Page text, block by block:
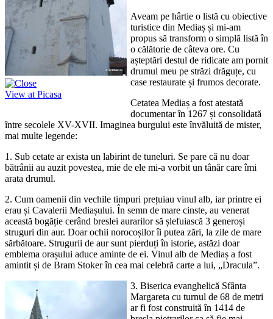
View at Picasa
Aveam pe hârtie o listă cu obiective
turistice din Mediaș și mi-am
propus să transform o simplă listă în
o călătorie de câteva ore. Cu
așteptări destul de ridicate am pornit
drumul meu pe străzi drăguțe, cu
case restaurate și frumos decorate.
Cetatea Mediaș a fost atestată
documentar în 1267 și consolidată
între secolele XV-XVII. Imaginea burgului este învăluită de mister,
mai multe legende:
1. Sub cetate ar exista un labirint de tuneluri. Se pare că nu doar
bătrânii au auzit povestea, mie de ele mi-a vorbit un tânăr care îmi
arata drumul.
2. Cum oamenii din vechile timpuri prețuiau vinul alb, iar printre ei
erau și Cavalerii Mediașului. În semn de mare cinste, au venerat
această bogăție cerând breslei aurarilor să șlefuiască 3 generoși
struguri din aur. Doar ochii norocoșilor îi putea zări, la zile de mare
sărbătoare. Strugurii de aur sunt pierduți în istorie, astăzi doar
emblema orașului aduce aminte de ei. Vinul alb de Mediaș a fost
amintit și de Bram Stoker în cea mai celebră carte a lui, „Dracula”.
3. Biserica evanghelică Sfânta
Margareta cu turnul de 68 de metri
ar fi fost construită în 1414 de